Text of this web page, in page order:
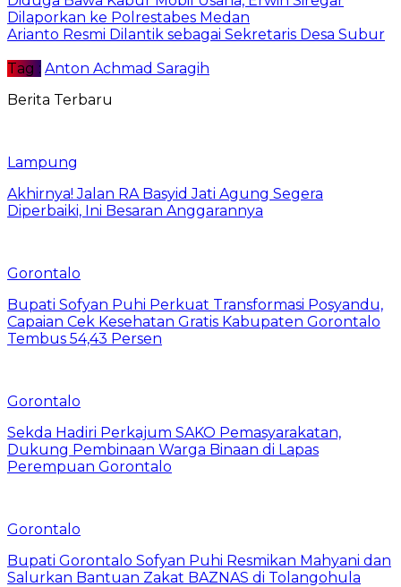
Dilaporkan ke Polrestabes Medan
Arianto Resmi Dilantik sebagai Sekretaris Desa Subur
Tag : Anton Achmad Saragih
Berita Terbaru
Lampung
Akhirnya! Jalan RA Basyid Jati Agung Segera
Diperbaiki, Ini Besaran Anggarannya
Gorontalo
Bupati Sofyan Puhi Perkuat Transformasi Posyandu,
Capaian Cek Kesehatan Gratis Kabupaten Gorontalo
Tembus 54,43 Persen
Gorontalo
Sekda Hadiri Perkajum SAKO Pemasyarakatan,
Dukung Pembinaan Warga Binaan di Lapas
Perempuan Gorontalo
Gorontalo
Bupati Gorontalo Sofyan Puhi Resmikan Mahyani dan
Salurkan Bantuan Zakat BAZNAS di Tolangohula